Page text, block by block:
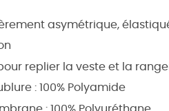
asymétrique,
replier la veste et la
: 100% Polyamide
: 100% Polyuréthane